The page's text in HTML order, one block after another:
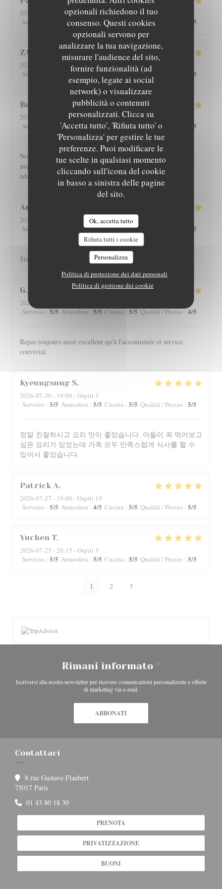
opzionali richiedono il tuo
consenso. Questi cookies
opzionali servono per
analizzare la tua navigazione,
misurare l'audience del sito,
fornire funzionalità (ad
esempio, legate ai social
network) o visualizzare
pubblicità o contenuti
personalizzati. Clicca su
'Accetta tutto', 'Rifiuta tutto' o
'Personalizza' per gestire le tue
preferenze. Puoi modificare le
tue scelte in qualsiasi momento
cliccando sull'icona del cookie
in basso a sinistra delle pagine
del sito.
Ok, accetta tutto
Rifiuta tutti i cookie
Personalizza
Politica di protezione dei dati personali
Politica di gestione dei cookie
2026-08-01
- 12:30 - Ospiti 4
Servizio
Atmosfera: 5/5 Cucina: 5/5 Qualità / Prezzo /5
ZAN
2026-07-29
- 19:00 - Ospiti 2
Servizio
Atmosfera:5/5 Cucina:5/5 Qualità / Prezzo /5
Benoît
2026-07-30
- 21:00 - Ospiti 4
Servizio
Atmosfera :5/5 Cucina:5/5 Qualità / Prezzo /5
Nous avons été très bien reçu et servi, accueil très chaleureux,
avec des produits de bonne qualité, très bon restaurant. J'ai
adoré.
Angie
2026-07-31
- 12:00 - Ospiti 2
Servizio
Atmosfera:4/5 Cucina:4/5 /5
Staff is really friendly and food is nicely served.
G
2026-07-29
Servizio:5/5 Atmosfera:5/5 Cucina:5/5 Qualità / Prezzo:4/5
Repas toujours aussi excellent qu'à l'accoutumée et service
convivial.
Kyeungsung S
2026-07-30 - 19:00 - Ospiti 3
Servizio : 5/5 Atmosfera : 5/5 Cucina : 5/5 Qualità / Prezzo : 5/5
정말 친절하시고 요리 맛이 좋았습니다. 아들이 꼭 먹어보고
싶은 요리가 있었는데 가족 모두 만족스럽게 식사를 할 수
있어서 좋았습니다.
Patrick A
2026-07-27 - 19:00 - Ospiti 10
Servizio : 5/5 Atmosfera : 4/5 Cucina : 5/5 Qualità / Prezzo : 5/5
Yuchen T
2026-07-25 - 20:15 - Ospiti 3
Servizio : 5/5 Atmosfera : 5/5 Cucina : 5/5 Qualità / Prezzo : 5/5
1 2 3
Rimani informato *
Iscriversi alla nostra newsletter per ricevere comunicazioni personalizzate e offerte
di marketing via e-mail.
ABBONATI
Contattaci
8 rue Gustave Flaubert
75017 Paris((apre una nuova finestra))
01 43 80 18 30
PRENOTA
PRIVATIZZAZIONE
BUONI